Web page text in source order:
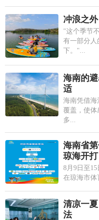
冲浪之
"这个季节
有一部分人
下。"...
海南的
适
海南凭借海
覆盖，使
多...
海南省
琼海开打
8月9日至
在琼海市体
清凉一
法